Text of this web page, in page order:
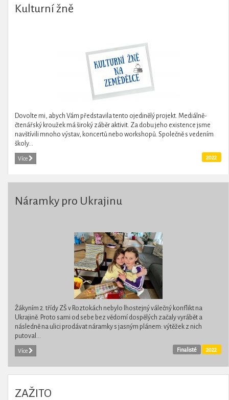
Kulturní žně
Dovolte mi, abych Vám představila tento ojedinělý projekt. Mediálně-
čtenářský kroužek má široký záběr aktivit. Za dobu jeho existence jsme
navštívili mnoho výstav, koncertů nebo workshopů. Společně s vedením
školy...
Více 2022
Náramky pro Ukrajinu
Žákyním 2. třídy ZŠ v Roztokách nebylo lhostejný válečný konflikt na
Ukrajině. Proto sami od sebe bez vědomí dospělých začaly vyrábět a
následně na ulici prodávat náramky s jasným plánem: výtěžek z nich
putoval...
Více 2022
Finalisté
ZAŽITO